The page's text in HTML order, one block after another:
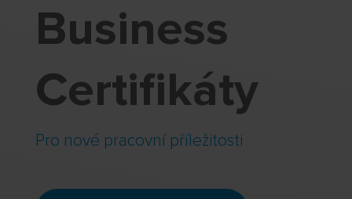
Business
Certifikáty
Pro nové pracovní příležitosti